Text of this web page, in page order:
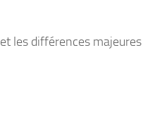
les différences majeures